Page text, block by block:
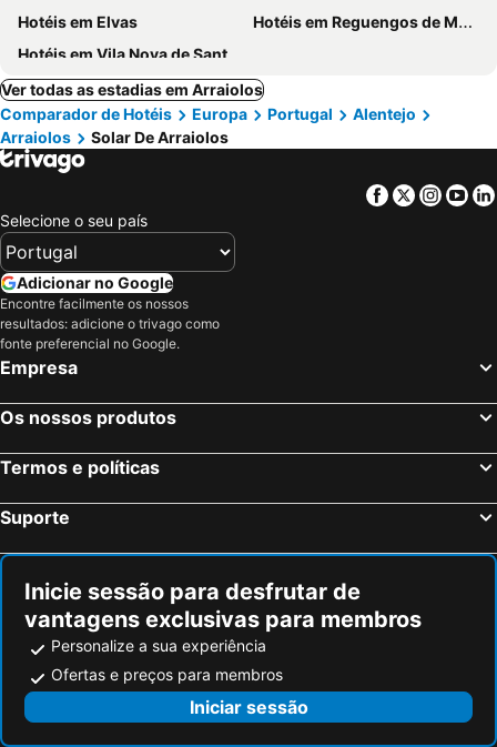
Hotéis em Elvas
Hotéis em Reguengos de Monsaraz
Hotéis em Vila Nova de Santo André
Ver todas as estadias em Arraiolos
Comparador de Hotéis
Europa Portugal
Alentejo
Arraiolos
Solar De Arraiolos
Facebook
Twitter
Selecione o seu país
Adicionar no Google
Encontre facilmente os nossos
resultados: adicione o trivago como
fonte preferencial no Google.
Empresa
Os nossos produtos
Termos e políticas
Suporte
Inicie sessão para desfrutar de
vantagens exclusivas para membros
Personalize a sua experiência
Ofertas e preços para membros
Iniciar sessão